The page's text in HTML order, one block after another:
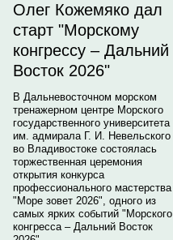
Олег Кожемяко дал
старт "Морскому
конгрессу – Дальний
Восток 2026"
В Дальневосточном морском
тренажерном центре Морского
государственного университета
им. адмирала Г. И. Невельского
во Владивостоке состоялась
торжественная церемония
открытия конкурса
профессионального мастерства
"Море зовет 2026", одного из
самых ярких событий "Морского
конгресса – Дальний Восток